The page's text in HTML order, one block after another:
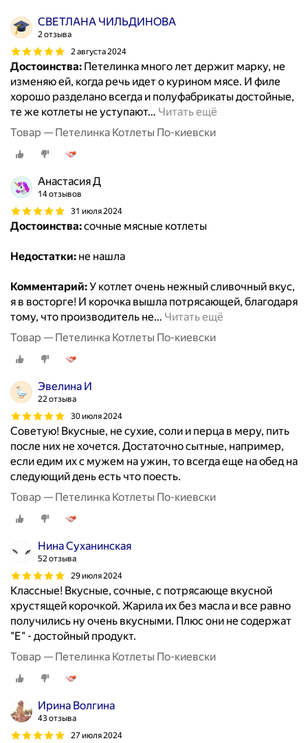
CВЕТЛАНА ЧИЛЬДИНОВА
2 отзыва
2 августа 2024
Достоинства: Петелинка много лет держит марку, не
изменяю ей, когда речь идет о курином мясе. И филе
хорошо разделано всегда и полуфабрикаты достойные,
те же котлеты не уступают… Читать ещё
Товар — Петелинка Котлеты По-киевски
Анастасия Д
14 отзывов
31 июля 2024
Достоинства:сочные мясные котлеты
Недостатки: не нашла
Комментарий:У котлет очень нежный сливочный вкус,
я в восторге! И корочка вышла потрясающей, благодаря
тому, что производитель не… Читать ещё
Товар — Петелинка Котлеты По-киевски
Эвелина И
22 отзыва
30 июля 2024
Советую! Вкусные, не сухие, соли и перца в меру, пить
после них не хочется. Достаточно сытные, например,
если едим их с мужем на ужин, то всегда еще на обед на
следующий день есть что поесть.
Товар — Петелинка Котлеты По-киевски
Нина Суханинская
52 отзыва
29 июля 2024
Классные! Вкусные, сочные, с потрясающе вкусной
хрустящей корочкой. Жарила их без масла и все равно
получились ну очень вкусными. Плюс они не содержат
"Е" - достойный продукт.
Товар — Петелинка Котлеты По-киевски
Ирина Волгина
43 отзыва
27 июля 2024